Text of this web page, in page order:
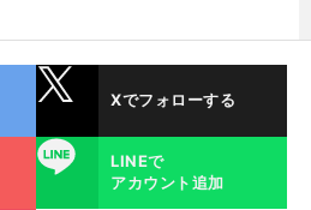
Xでフォローする
LINE
LINEで
アカウント追加